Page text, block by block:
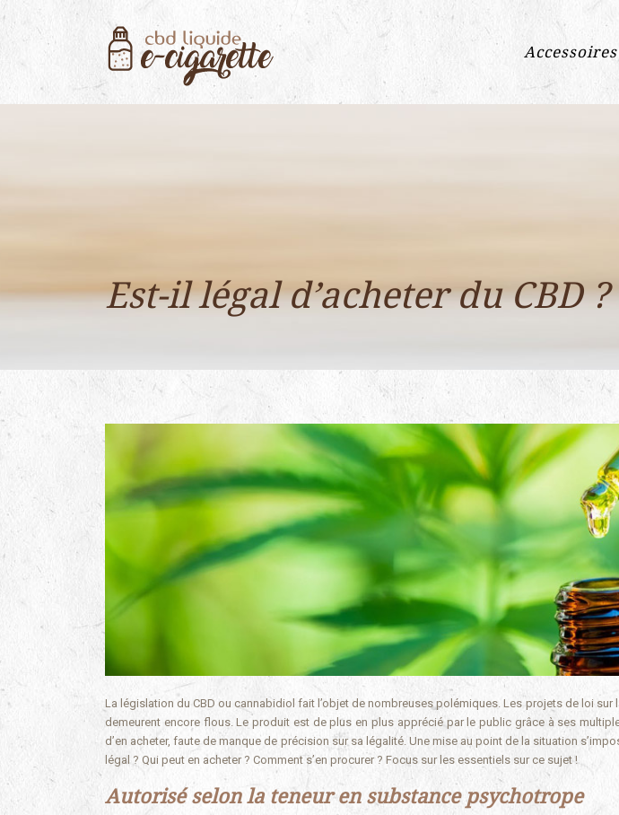
Accessoires
Est-il légal d’acheter du CBD ?
La législation du CBD ou cannabidiol fait l’objet de nombreuses polémiques. Les projets de loi
demeurent encore flous. Le produit est de plus en plus apprécié par le public grâce à ses
d’en acheter, faute de manque de précision sur sa légalité. Une mise au point de la situation
légal ? Qui peut en acheter ? Comment s’en procurer ? Focus sur les essentiels sur ce sujet !
Autorisé selon la teneur en substance psychotrope